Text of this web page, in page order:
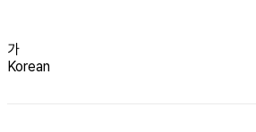
가
Korean